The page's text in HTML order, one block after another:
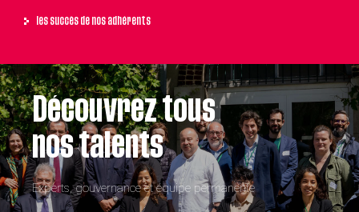
les succès de nos adhérents
Découvrez tous
nos talents
Experts, gouvernance et équipe permanente